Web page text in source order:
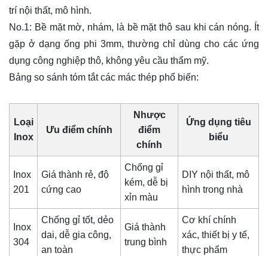
trí nội thất, mô hình.
No.1: Bề mặt mờ, nhám, là bề mặt thô sau khi cán nóng. Ít
gặp ở dạng ống phi 3mm, thường chỉ dùng cho các ứng
dụng công nghiệp thô, không yêu cầu thẩm mỹ.
Bảng so sánh tóm tắt các mác thép phổ biến:
Loại
Inox
Ưu điểm chính
Nhược
điểm
chính
Ứng dụng tiêu
biểu
Inox
201
Giá thành rẻ, độ
cứng cao
Chống gỉ
kém, dễ bị
xỉn màu
DIY nội thất, mô
hình trong nhà
Inox
304
Chống gỉ tốt, dẻo
dai, dễ gia công,
an toàn
Giá thành
trung bình
Cơ khí chính
xác, thiết bị y tế,
thực phẩm